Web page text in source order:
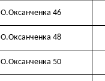
О.Оксанченка 46
О.Оксанченка 48
О.Оксанченка 50